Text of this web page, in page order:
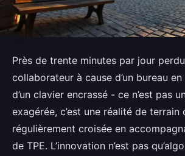
Près de trente minutes par jour
collaborateur à cause d’un bureau
d’un clavier encrassé - ce n’est pas
exagérée, c’est une réalité de terrain
régulièrement croisée en
de TPE. L’innovation n’est pas